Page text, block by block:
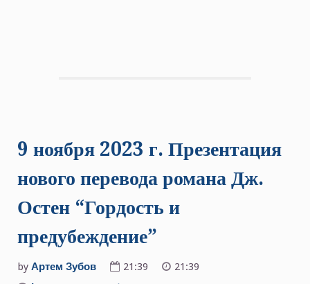
9 ноября 2023 г. Презентация
нового перевода романа Дж.
Остен “Гордость и
предубеждение”
by Артем Зубов 21:39
21:39